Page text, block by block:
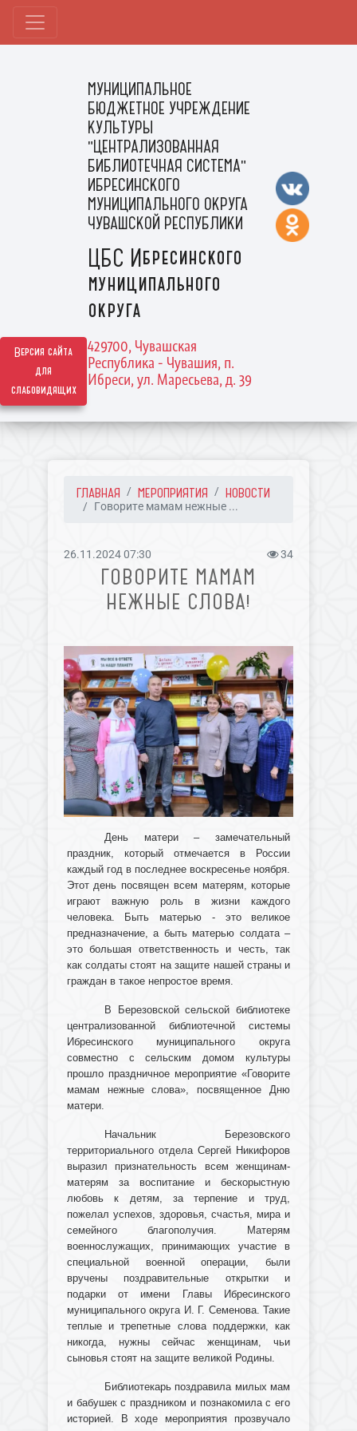
Версия сайта
для
слабовидящих
МУНИЦИПАЛЬНОЕ
БЮДЖЕТНОЕ УЧРЕЖДЕНИЕ
КУЛЬТУРЫ
"ЦЕНТРАЛИЗОВАННАЯ
БИБЛИОТЕЧНАЯ СИСТЕМА"
ИБРЕСИНСКОГО
МУНИЦИПАЛЬНОГО ОКРУГА
ЧУВАШСКОЙ РЕСПУБЛИКИ
ЦБС Ибресинского
муниципального
округа
429700, Чувашская
Республика - Чувашия, п.
Ибреси, ул. Маресьева, д. 39
ГЛАВНАЯ МЕРОПРИЯТИЯ НОВОСТИ
Говорите мамам нежные ...
26.11.2024 07:30 34
ГОВОРИТЕ МАМАМ
НЕЖНЫЕ СЛОВА!
День матери – замечательный
праздник, который отмечается в России
каждый год в последнее воскресенье ноября.
Этот день посвящен всем матерям, которые
играют важную роль в жизни каждого
человека. Быть матерью - это великое
предназначение, а быть матерью солдата –
это большая ответственность и честь, так
как солдаты стоят на защите нашей страны и
граждан в такое непростое время.
В Березовской сельской библиотеке
централизованной библиотечной системы
Ибресинского муниципального округа
совместно с сельским домом культуры
прошло праздничное мероприятие «Говорите
мамам нежные слова», посвященное Дню
матери.
Начальник Березовского
территориального отдела Сергей Никифоров
выразил признательность всем женщинам-
матерям за воспитание и бескорыстную
любовь к детям, за терпение и труд,
пожелал успехов, здоровья, счастья, мира и
семейного благополучия. Матерям
военнослужащих, принимающих участие в
специальной военной операции, были
вручены поздравительные открытки и
подарки от имени Главы Ибресинского
муниципального округа И. Г. Семенова. Такие
теплые и трепетные слова поддержки, как
никогда, нужны сейчас женщинам, чьи
сыновья стоят на защите великой Родины.
Библиотекарь поздравила милых мам
и бабушек с праздником и познакомила с его
историей. В ходе мероприятия прозвучало